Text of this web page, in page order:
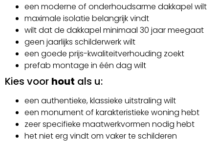
een moderne of onderhoudsarme dakkapel wilt
maximale isolatie belangrijk vindt
wilt dat de dakkapel minimaal 30 jaar meegaat
geen jaarlijks schilderwerk wilt
een goede prijs-kwaliteitverhouding zoekt
prefab montage in één dag wilt
Kies voor hout als u:
een authentieke, klassieke uitstraling wilt
een monument of karakteristieke woning hebt
zeer specifieke maatwerkvormen nodig hebt
het niet erg vindt om vaker te schilderen